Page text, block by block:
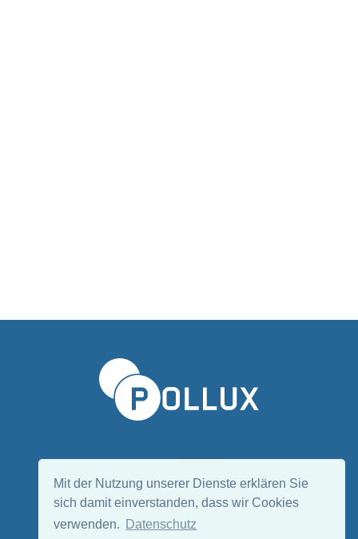
Mit der Nutzung unserer Dienste erklären Sie
sich damit einverstanden, dass wir Cookies
verwenden.
Datenschutz
EN